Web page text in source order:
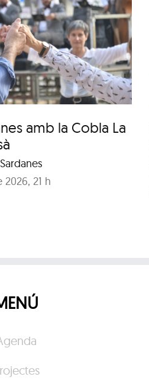
amb la Cobla La
21 h
sardanes amb
Genisenca